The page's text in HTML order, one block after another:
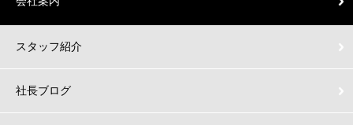
スタッフ紹介
社長ブログ